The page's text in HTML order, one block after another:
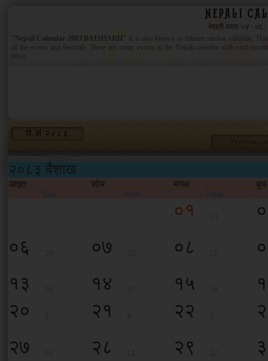
NEPALI
"Nepali Calendar 2083 BAISHAKH"
It is also known as bikram sambat calendar,
all the events and festivals. There are many events in the Nepali calendar with each
tithi's
वि.सं २०८३
Previous
२०८३ बैशाख
आइत
Sun
सोम
Mon
मंगल
Tues
बुध
०१
०६
०७ 20 ०८ 21
१३
26 १४ 27 १५ 28
२०
3 २१ २२ 5
२७
२८ २९ 12